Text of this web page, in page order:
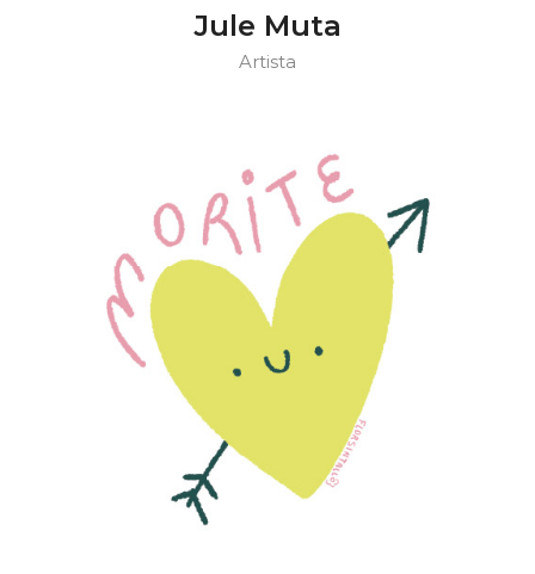
Jule Muta
Artista